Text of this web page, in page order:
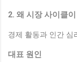
2. 왜 시장 사이클
경제 활동과 인간 심
대표 원인